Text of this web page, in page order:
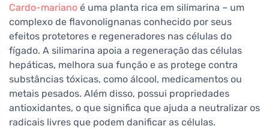
Cardo-mariano é uma planta rica em silimarina – um
complexo de flavonolignanas conhecido por seus
efeitos protetores e regeneradores nas células do
fígado. A silimarina apoia a regeneração das células
hepáticas, melhora sua função e as protege contra
substâncias tóxicas, como álcool, medicamentos ou
metais pesados. Além disso, possui propriedades
antioxidantes, o que significa que ajuda a neutralizar os
radicais livres que podem danificar as células.